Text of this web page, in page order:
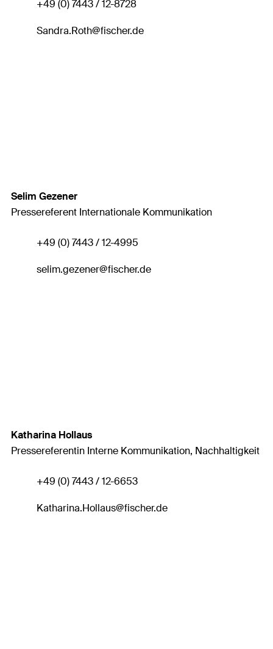
+49 (0) 7443 / 12-8728
Sandra.Roth@fischer.de
Selim Gezener
Pressereferent Internationale Kommunikation
+49 (0) 7443 / 12-4995
selim.gezener@fischer.de
Katharina Hollaus
Pressereferentin Interne Kommunikation, Nachhaltigkeit
+49 (0) 7443 / 12-6653
Katharina.Hollaus@fischer.de